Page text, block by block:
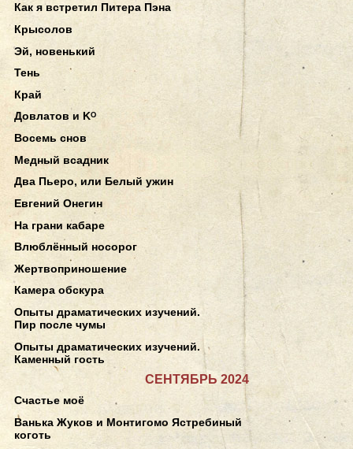
Как я встретил Питера Пэна
Крысолов
Эй, новенький
Тень
Край
Довлатов и Kᴼ
Восемь снов
Медный всадник
Два Пьеро, или Белый ужин
Евгений Онегин
На грани кабаре
Влюблённый носорог
Жертвоприношение
Камера обскура
Опыты драматических изучений.
Пир после чумы
Опыты драматических изучений.
Каменный гость
СЕНТЯБРЬ 2024
Счастье моё
Ванька Жуков и Монтигомо Ястребиный
коготь